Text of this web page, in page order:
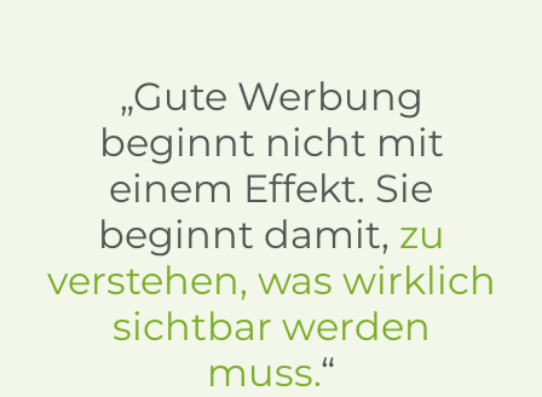
„Gute Werbung
beginnt nicht mit
einem Effekt. Sie
beginnt damit, zu
verstehen, was wirklich
sichtbar werden
muss.“